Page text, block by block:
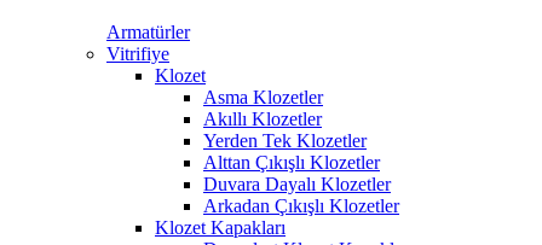
Armatürler
Vitrifiye
Klozet
Asma Klozetler
Akıllı Klozetler
Yerden Tek Klozetler
Alttan Çıkışlı Klozetler
Duvara Dayalı Klozetler
Arkadan Çıkışlı Klozetler
Klozet Kapakları